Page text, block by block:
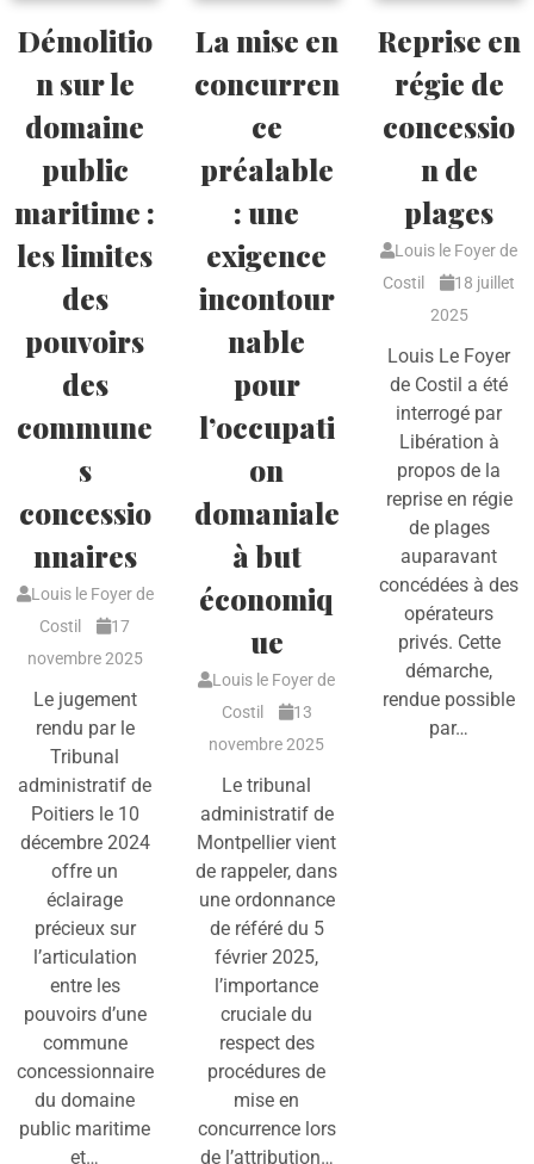
Démolitio
n sur le
domaine
public
maritime :
les limites
des
pouvoirs
des
commune
s
concessio
nnaires
Louis le Foyer de
Costil
17
novembre 2025
Le jugement
rendu par le
Tribunal
administratif de
Poitiers le 10
décembre 2024
offre un
éclairage
précieux sur
l’articulation
entre les
pouvoirs d’une
commune
concessionnaire
du domaine
public maritime
et…
La mise en
concurren
ce
préalable
: une
exigence
incontour
nable
pour
l’occupati
on
domaniale
à but
économiq
ue
Louis le Foyer de
Costil
13
novembre 2025
Le tribunal
administratif de
Montpellier vient
de rappeler, dans
une ordonnance
de référé du 5
février 2025,
l’importance
cruciale du
respect des
procédures de
mise en
concurrence lors
de l’attribution…
Reprise en
régie de
concessio
n de
plages
Louis le Foyer de
Costil
18 juillet
2025
Louis Le Foyer
de Costil a été
interrogé par
Libération à
propos de la
reprise en régie
de plages
auparavant
concédées à des
opérateurs
privés. Cette
démarche,
rendue possible
par…